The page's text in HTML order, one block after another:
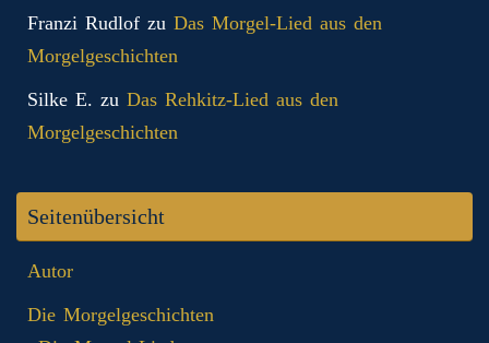
Franzi Rudlof zu Das Morgel-Lied aus den
Morgelgeschichten
Silke E. zu Das Rehkitz-Lied aus den
Morgelgeschichten
Seitenübersicht
Autor
Die Morgelgeschichten